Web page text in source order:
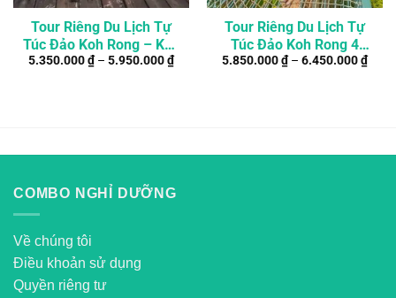
Tour Riêng Du Lịch Tự
Túc Đảo Koh Rong – Koh
Rong Samloem 3N4Đ
5.350.000₫– 5.950.000₫
Tour Riêng Du Lịch Tự
Túc Đảo Koh Rong 4
Ngày 3 Đêm
5.850.000₫– 6.450.000₫
COMBO NGHỈ DƯỠNG
Về chúng tôi
Điều khoản sử dụng
Quyền riêng tư